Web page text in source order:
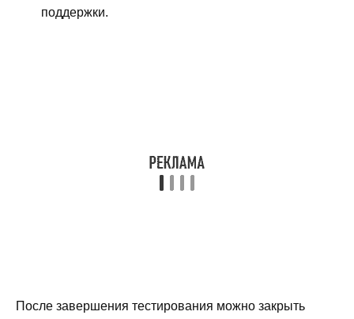
поддержки.
После завершения тестирования можно закрыть